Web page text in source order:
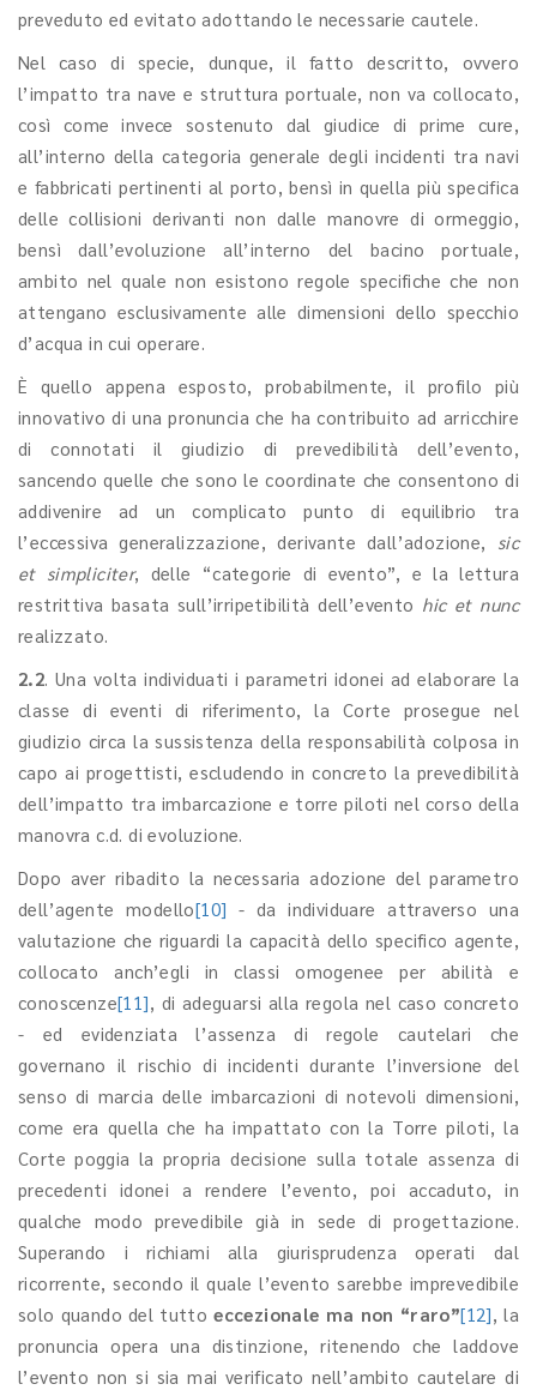
preveduto ed evitato adottando le necessarie cautele.
Nel caso di specie, dunque, il fatto descritto, ovvero
l’impatto tra nave e struttura portuale, non va collocato,
così come invece sostenuto dal giudice di prime cure,
all’interno della categoria generale degli incidenti tra navi
e fabbricati pertinenti al porto, bensì in quella più specifica
delle collisioni derivanti non dalle manovre di ormeggio,
bensì dall’evoluzione all’interno del bacino portuale,
ambito nel quale non esistono regole specifiche che non
attengano esclusivamente alle dimensioni dello specchio
d’acqua in cui operare.
È quello appena esposto, probabilmente, il profilo più
innovativo di una pronuncia che ha contribuito ad arricchire
di connotati il giudizio di prevedibilità dell’evento,
sancendo quelle che sono le coordinate che consentono di
addivenire ad un complicato punto di equilibrio tra
l’eccessiva generalizzazione, derivante dall’adozione, sic
et simpliciter, delle “categorie di evento”, e la lettura
restrittiva basata sull’irripetibilità dell’evento hic et nunc
realizzato.
2.2. Una volta individuati i parametri idonei ad elaborare la
classe di eventi di riferimento, la Corte prosegue nel
giudizio circa la sussistenza della responsabilità colposa in
capo ai progettisti, escludendo in concreto la prevedibilità
dell’impatto tra imbarcazione e torre piloti nel corso della
manovra c.d. di evoluzione.
Dopo aver ribadito la necessaria adozione del parametro
dell’agente modello[10] - da individuare attraverso una
valutazione che riguardi la capacità dello specifico agente,
collocato anch’egli in classi omogenee per abilità e
conoscenze[11], di adeguarsi alla regola nel caso concreto
- ed evidenziata l’assenza di regole cautelari che
governano il rischio di incidenti durante l’inversione del
senso di marcia delle imbarcazioni di notevoli dimensioni,
come era quella che ha impattato con la Torre piloti, la
Corte poggia la propria decisione sulla totale assenza di
precedenti idonei a rendere l’evento, poi accaduto, in
qualche modo prevedibile già in sede di progettazione.
Superando i richiami alla giurisprudenza operati dal
ricorrente, secondo il quale l’evento sarebbe imprevedibile
solo quando del tuttoeccezionale ma non “raro”[12], la
pronuncia opera una distinzione, ritenendo che laddove
l’evento non si sia mai verificato nell’ambito cautelare di